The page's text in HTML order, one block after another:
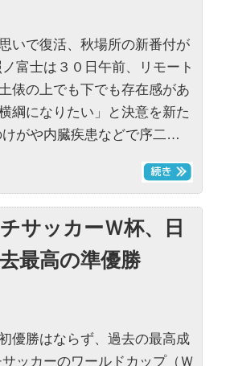
いで復活、秋場所の新番付が
富士は３０日午前、リモート
俵の上でも下でも存在感があ
綱になりたい」と決意を新た
がや内臓疾患などで序二…
サッカーＷ杯、日
最高の準優勝
優勝はならず、過去の最高成
ッカーのワールドカップ（Ｗ